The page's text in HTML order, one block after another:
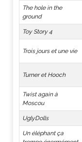
The hole in the
ground
Toy Story 4
Trois jours et une vie
Turner et Hooch
Twist again à
Moscou
UglyDolls
Un éléphant ça